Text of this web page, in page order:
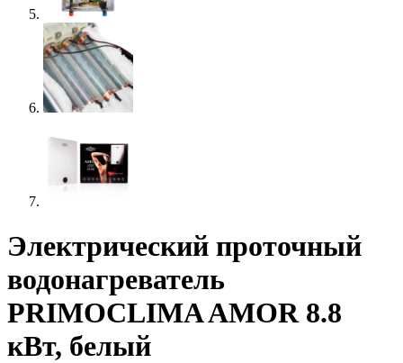
Электрический проточный
водонагреватель
PRIMOCLIMA AMOR 8.8
кВт, белый